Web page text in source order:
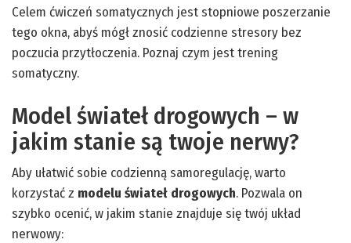
Celem ćwiczeń somatycznych jest stopniowe poszerzanie
tego okna, abyś mógł znosić codzienne stresory bez
poczucia przytłoczenia. Poznaj czym jest trening
somatyczny.
Model świateł drogowych – w
jakim stanie są twoje nerwy?
Aby ułatwić sobie codzienną samoregulację, warto
korzystać z modelu świateł drogowych. Pozwala on
szybko ocenić, w jakim stanie znajduje się twój układ
nerwowy: